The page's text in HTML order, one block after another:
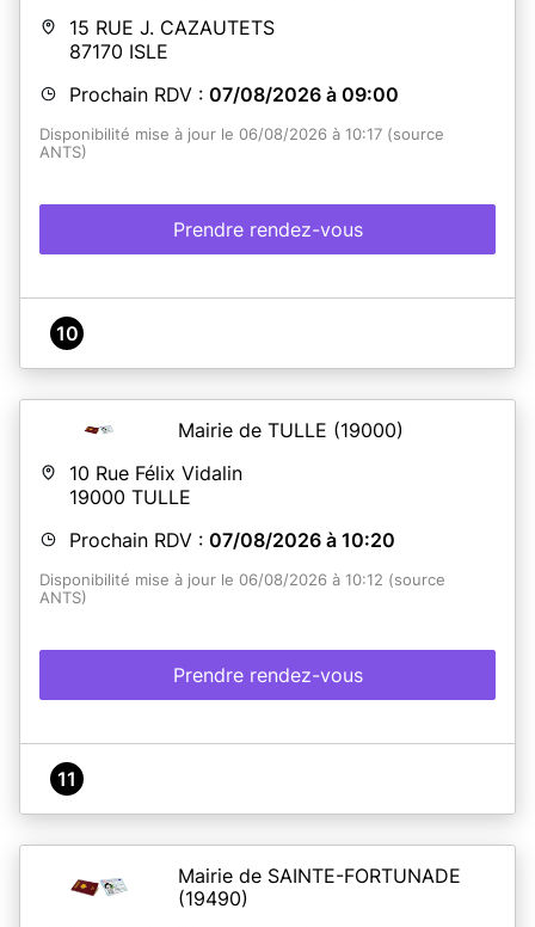
En savoir plus
15 RUE J. CAZAUTETS
87170 ISLE
Prochain RDV : 07/08/2026 à 09:00
Disponibilité mise à jour le 06/08/2026 à 10:17 (source
ANTS)
Prendre rendez-vous
10
Mairie de TULLE (19000)
10 Rue Félix Vidalin
19000 TULLE
Prochain RDV : 07/08/2026 à 10:20
Disponibilité mise à jour le 06/08/2026 à 10:12 (source
ANTS)
Prendre rendez-vous
11
Mairie de SAINTE-FORTUNADE
(19490)